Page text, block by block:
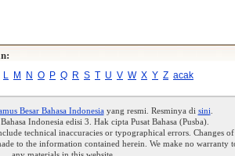
L M N O P Q R S T U V W X Y Z acak
Besar Bahasa Indonesiayang resmi. Resminya di sini
Indonesia edisi 3. Hak cipta Pusat Bahasa (Pusba).
technical inaccuracies or typographical errors. Changes of
to the information contained herein. We make no warranty